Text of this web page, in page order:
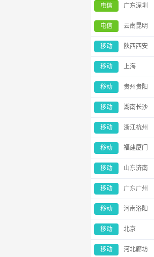
电信 广东深圳
电信 云南昆明
移动 陕西西安
移动 上海
移动 贵州贵阳
移动 湖南长沙
移动 浙江杭州
移动 福建厦门
移动 山东济南
移动 广东广州
移动 河南洛阳
移动 北京
移动 河北廊坊